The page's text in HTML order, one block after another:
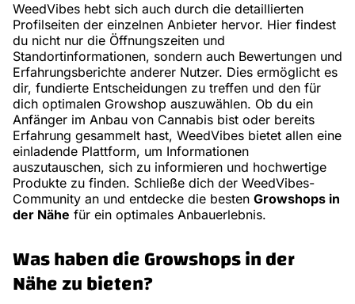
WeedVibes hebt sich auch durch die detaillierten
Profilseiten der einzelnen Anbieter hervor. Hier findest
du nicht nur die Öffnungszeiten und
Standortinformationen, sondern auch Bewertungen und
Erfahrungsberichte anderer Nutzer. Dies ermöglicht es
dir, fundierte Entscheidungen zu treffen und den für
dich optimalen Growshop auszuwählen. Ob du ein
Anfänger im Anbau von Cannabis bist oder bereits
Erfahrung gesammelt hast, WeedVibes bietet allen eine
einladende Plattform, um Informationen
auszutauschen, sich zu informieren und hochwertige
Produkte zu finden. Schließe dich der WeedVibes-
Community an und entdecke die besten Growshops in
der Nähe für ein optimales Anbauerlebnis.
Was haben die Growshops in der
Nähe zu bieten?